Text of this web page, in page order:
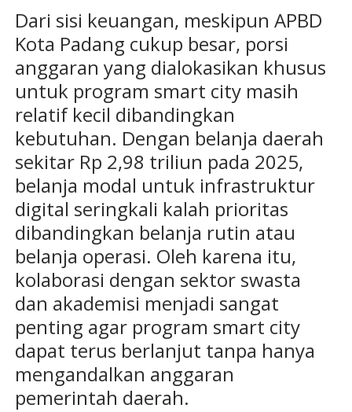
Dari sisi keuangan, meskipun APBD
Kota Padang cukup besar, porsi
anggaran yang dialokasikan khusus
untuk program smart city masih
relatif kecil dibandingkan
kebutuhan. Dengan belanja daerah
sekitar Rp 2,98 triliun pada 2025,
belanja modal untuk infrastruktur
digital seringkali kalah prioritas
dibandingkan belanja rutin atau
belanja operasi. Oleh karena itu,
kolaborasi dengan sektor swasta
dan akademisi menjadi sangat
penting agar program smart city
dapat terus berlanjut tanpa hanya
mengandalkan anggaran
pemerintah daerah.